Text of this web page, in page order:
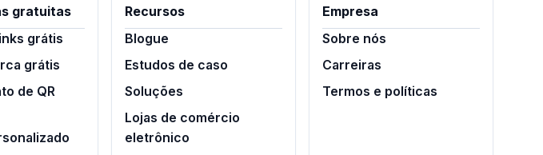
gratuitas
grátis
grátis
de QR
Recursos
Blogue
Estudos de caso
Soluções
Lojas de comércio
eletrônico
Empresa
Sobre nós
Carreiras
Termos e políticas